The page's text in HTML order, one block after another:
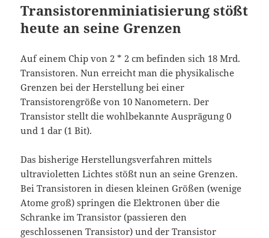
Transistorenminiatisierung stößt
heute an seine Grenzen
Auf einem Chip von 2 * 2 cm befinden sich 18 Mrd.
Transistoren. Nun erreicht man die physikalische
Grenzen bei der Herstellung bei einer
Transistorengröße von 10 Nanometern. Der
Transistor stellt die wohlbekannte Ausprägung 0
und 1 dar (1 Bit).
Das bisherige Herstellungsverfahren mittels
ultravioletten Lichtes stößt nun an seine Grenzen.
Bei Transistoren in diesen kleinen Größen (wenige
Atome groß) springen die Elektronen über die
Schranke im Transistor (passieren den
geschlossenen Transistor) und der Transistor